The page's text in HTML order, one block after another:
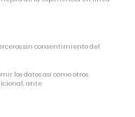
sin consentimiento del
los datos así como otros
ante